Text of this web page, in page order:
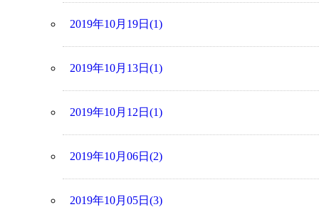
2019年10月19日(1)
2019年10月13日(1)
2019年10月12日(1)
2019年10月06日(2)
2019年10月05日(3)